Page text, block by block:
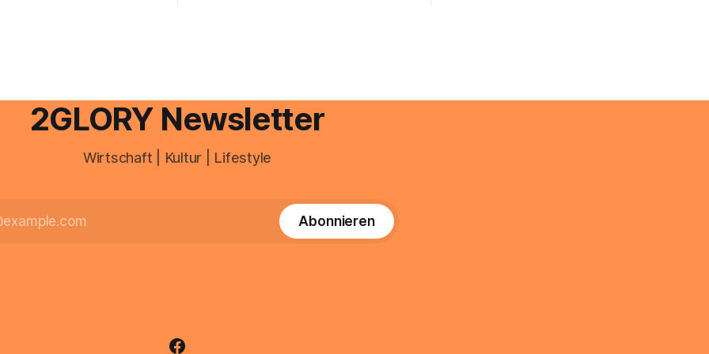
Unterstützung
2GLORY Newsletter
Wirtschaft | Kultur | Lifestyle
Abonnieren